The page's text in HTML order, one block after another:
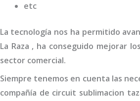
etc
La tecnología nos ha permitido
La Raza , ha conseguido mejorar
sector comercial.
Siempre tenemos en cuenta las
compañía de circuit sublimacion